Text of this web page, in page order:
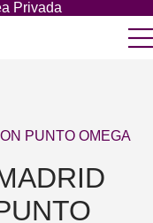
Privada
PUNTO OMEGA